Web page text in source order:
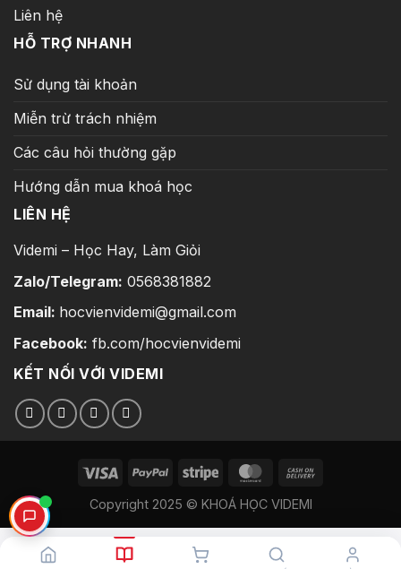
Liên hệ
HỖ TRỢ NHANH
Sử dụng tài khoản
Miễn trừ trách nhiệm
Các câu hỏi thường gặp
Hướng dẫn mua khoá học
LIÊN HỆ
Videmi – Học Hay, Làm Giỏi
Zalo/Telegram: 0568381882
Email: hocvienvidemi@gmail.com
Facebook: fb.com/hocvienvidemi
KẾT NỐI VỚI VIDEMI
Copyright 2025 © KHOÁ HỌC VIDEMI